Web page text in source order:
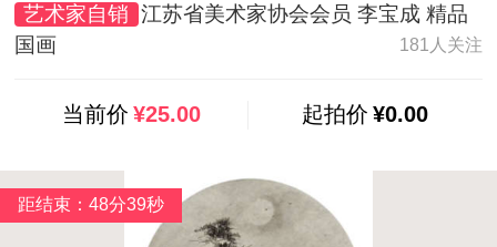
艺术家自销 江苏省美术家协会会员 李宝成 精品
国画
181人关注
当前价 ¥25.00 起拍价 ¥0.00
距结束：48分37秒